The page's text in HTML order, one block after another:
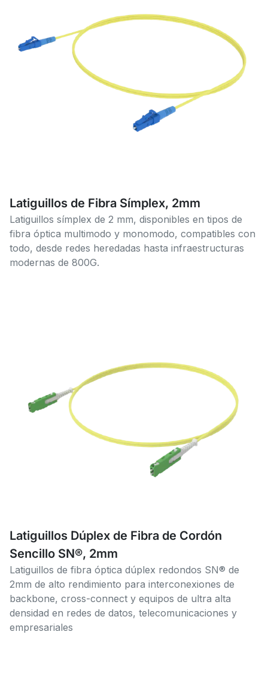
Latiguillos de Fibra Símplex, 2mm
Latiguillos símplex de 2 mm, disponibles en tipos de
fibra óptica multimodo y monomodo, compatibles con
todo, desde redes heredadas hasta infraestructuras
modernas de 800G.
Latiguillos Dúplex de Fibra de Cordón
Sencillo SN®, 2mm
Latiguillos de fibra óptica dúplex redondos SN® de
2mm de alto rendimiento para interconexiones de
backbone, cross-connect y equipos de ultra alta
densidad en redes de datos, telecomunicaciones y
empresariales